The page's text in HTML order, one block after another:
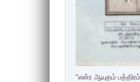
“என்ர ஆயுதம்